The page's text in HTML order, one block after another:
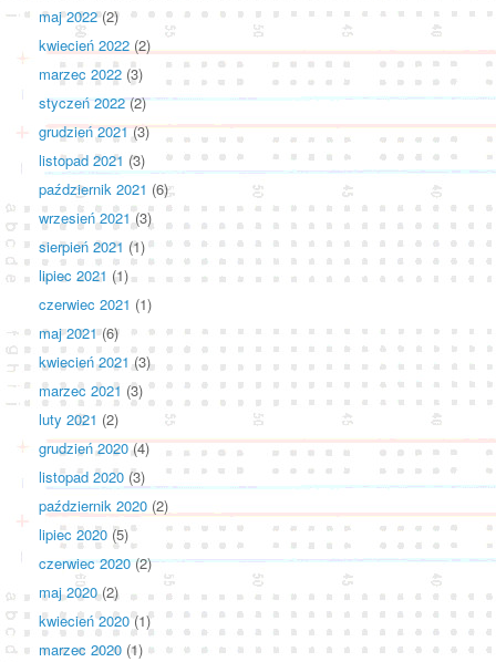
maj 2022(2)
kwiecień 2022(2)
marzec 2022 (3)
styczeń 2022 (2)
grudzień 2021 (3)
listopad 2021 (3)
październik 2021 (6)
wrzesień 2021(3)
sierpień 2021 (1)
lipiec 2021 (1)
czerwiec 2021 (1)
maj 2021(6)
kwiecień 2021 (3)
marzec 2021 (3)
luty 2021 (2)
grudzień 2020(4)
listopad 2020 (3)
październik 2020 (2)
lipiec 2020 (5)
czerwiec 2020(2)
maj 2020(2)
kwiecień 2020(1)
marzec 2020 (1)